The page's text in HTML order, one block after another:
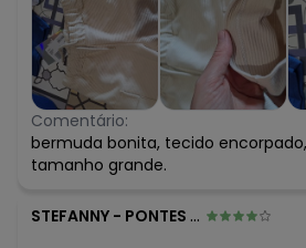
Comentário:
bermuda bonita, tecido
tamanho grande.
STEFANNY - PONTES E LACERDA - MT